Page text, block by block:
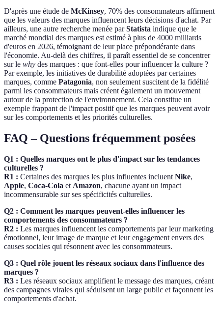
D'après une étude de McKinsey, 70% des consommateurs affirment
que les valeurs des marques influencent leurs décisions d'achat. Par
ailleurs, une autre recherche menée parStatista indique que le
marché mondial des marques est estimé à plus de 4000 milliards
d'euros en 2026, témoignant de leur place prépondérante dans
l'économie. Au-delà des chiffres, il paraît essentiel de se concentrer
sur le why des marques : que font-elles pour influencer la culture ?
Par exemple, les initiatives de durabilité adoptées par certaines
marques, comme Patagonia, non seulement suscitent de la fidélité
parmi les consommateurs mais créent également un mouvement
autour de la protection de l'environnement. Cela constitue un
exemple frappant de l'impact positif que les marques peuvent avoir
sur les comportements et les priorités culturelles.
FAQ – Questions fréquemment posées
Q1 : Quelles marques ont le plus d'impact sur les tendances
culturelles ?
R1 : Certaines des marques les plus influentes incluent Nike,
Apple, Coca-Cola et Amazon, chacune ayant un impact
incommensurable sur ses spécificités culturelles.
Q2 : Comment les marques peuvent-elles influencer les
comportements des consommateurs ?
R2 : Les marques influencent les comportements par leur marketing
émotionnel, leur image de marque et leur engagement envers des
causes sociales qui résonnent avec les consommateurs.
Q3 : Quel rôle jouent les réseaux sociaux dans l'influence des
marques ?
R3 : Les réseaux sociaux amplifient le message des marques, créant
des campagnes virales qui séduisent un large public et façonnent les
comportements d'achat.